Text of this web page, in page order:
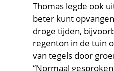
Thomas legde ook
beter kunt
droge tijden,
regenton in de tuin
van tegels door
“Normaal